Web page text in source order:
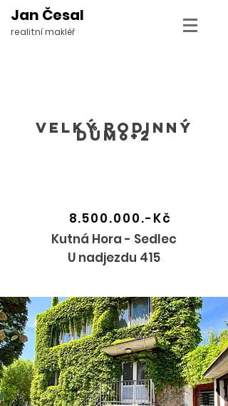
Jan Česal
realitní makléř
Velký Rodinný
dům6+2
8.500.000.-Kč
Kutná Hora - Sedlec
U nadjezdu 415